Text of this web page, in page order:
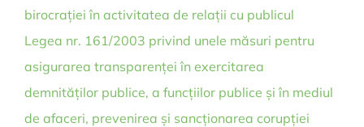
birocrației în activitatea de relații cu publicul
Legea nr. 161/2003 privind unele măsuri pentru
asigurarea transparenței în exercitarea
demnităților publice, a funcțiilor publice și în mediul
de afaceri, prevenirea și sancționarea corupției